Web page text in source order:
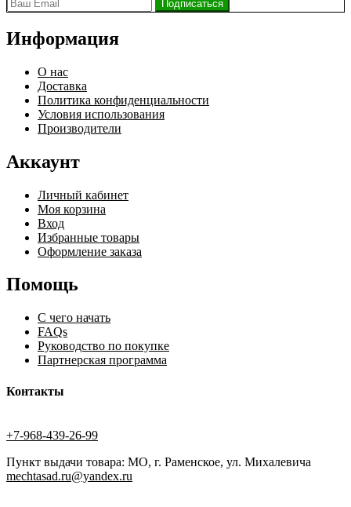
Информация
О нас
Доставка
Политика конфиденциальности
Условия использования
Производители
Аккаунт
Личный кабинет
Моя корзина
Вход
Избранные товары
Оформление заказа
Помощь
С чего начать
FAQs
Руководство по покупке
Партнерская программа
Контакты
+7-968-439-26-99
Пункт выдачи товара: МО, г. Раменское, ул. Михалевича
mechtasad.ru@yandex.ru